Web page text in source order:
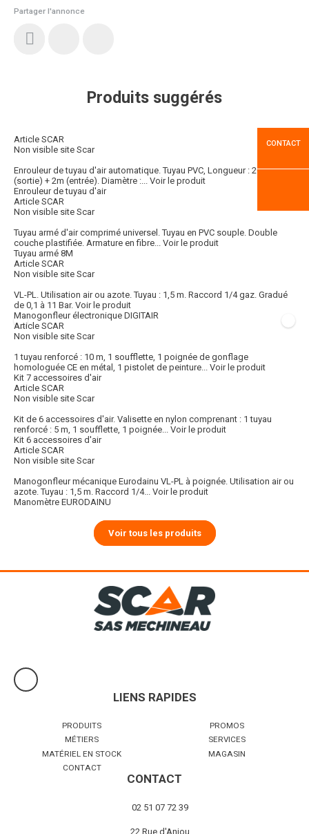
Partager l'annonce
Produits suggérés
Article SCAR
Non visible site Scar
Enrouleur de tuyau d'air automatique. Tuyau PVC, Longueur : 20 m
(sortie) + 2m (entrée). Diamètre :... Voir le produit
Enrouleur de tuyau d'air
Article SCAR
Non visible site Scar
Tuyau armé d'air comprimé universel. Tuyau en PVC souple. Double
couche plastifiée. Armature en fibre... Voir le produit
Tuyau armé 8M
Article SCAR
Non visible site Scar
VL-PL. Utilisation air ou azote. Tuyau : 1,5 m. Raccord 1/4 gaz. Gradué
de 0,1 à 11 Bar. Voir le produit
Manogonfleur électronique DIGITAIR
Article SCAR
Non visible site Scar
1 tuyau renforcé : 10 m, 1 soufflette, 1 poignée de gonflage
homologuée CE en métal, 1 pistolet de peinture... Voir le produit
Kit 7 accessoires d'air
Article SCAR
Non visible site Scar
Kit de 6 accessoires d'air. Valisette en nylon comprenant : 1 tuyau
renforcé : 5 m, 1 soufflette, 1 poignée... Voir le produit
Kit 6 accessoires d'air
Article SCAR
Non visible site Scar
Manogonfleur mécanique Eurodainu VL-PL à poignée. Utilisation air ou
azote. Tuyau : 1,5 m. Raccord 1/4... Voir le produit
Manomètre EURODAINU
Voir tous les produits
CONTACT
LIENS RAPIDES
PRODUITS
PROMOS
MÉTIERS
SERVICES
MATÉRIEL EN STOCK
MAGASIN
CONTACT
CONTACT
02 51 07 72 39
22 Rue d'Anjou